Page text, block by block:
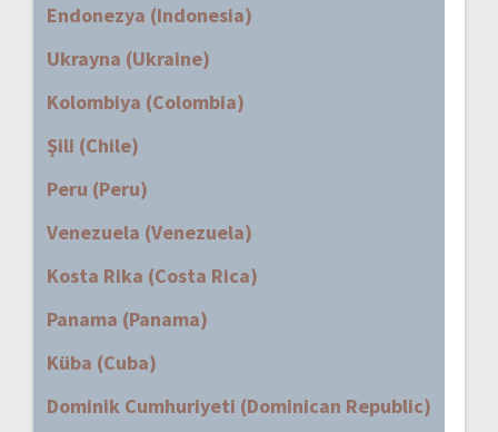
Endonezya (Indonesia)
Ukrayna (Ukraine)
Kolombiya (Colombia)
Şili (Chile)
Peru (Peru)
Venezuela (Venezuela)
Kosta Rika (Costa Rica)
Panama (Panama)
Küba (Cuba)
Dominik Cumhuriyeti (Dominican Republic)